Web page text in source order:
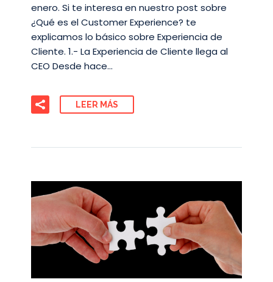
enero. Si te interesa en nuestro post sobre
¿Qué es el Customer Experience? te
explicamos lo básico sobre Experiencia de
Cliente. 1.- La Experiencia de Cliente llega al
CEO Desde hace…
LEER MÁS